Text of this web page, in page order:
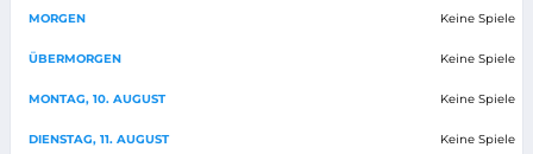
MORGEN Keine Spiele
ÜBERMORGEN Keine Spiele
MONTAG, 10. AUGUST Keine Spiele
DIENSTAG, 11. AUGUST Keine Spiele